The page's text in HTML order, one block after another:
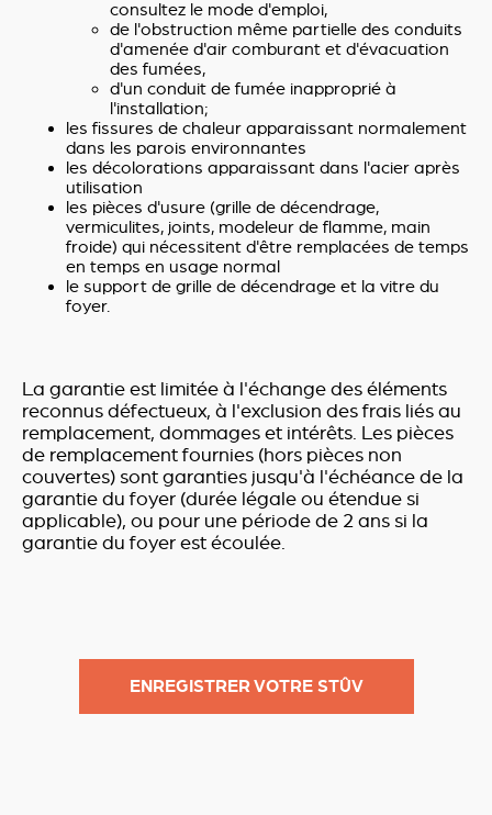
consultez le mode d'emploi,
de l'obstruction même partielle des conduits
d'amenée d'air comburant et d'évacuation
des fumées,
d'un conduit de fumée inapproprié à
l'installation;
les fissures de chaleur apparaissant normalement
dans les parois environnantes
les décolorations apparaissant dans l'acier après
utilisation
les pièces d'usure (grille de décendrage,
vermiculites, joints, modeleur de flamme, main
froide) qui nécessitent d'être remplacées de temps
en temps en usage normal
le support de grille de décendrage et la vitre du
foyer.
La garantie est limitée à l'échange des éléments
reconnus défectueux, à l'exclusion des frais liés au
remplacement, dommages et intérêts. Les pièces
de remplacement fournies (hors pièces non
couvertes) sont garanties jusqu'à l'échéance de la
garantie du foyer (durée légale ou étendue si
applicable), ou pour une période de 2 ans si la
garantie du foyer est écoulée.
ENREGISTRER VOTRE STÛV